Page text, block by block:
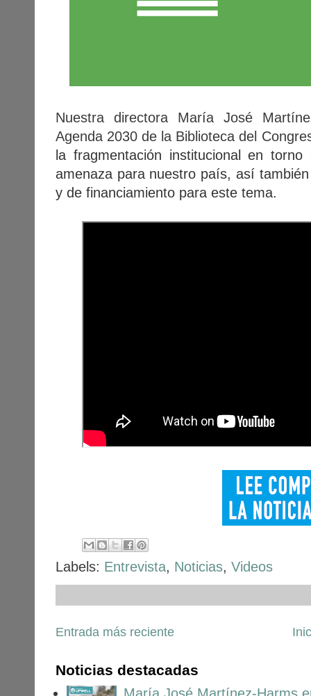
Nuestra directora María José
Agenda 2030 de la Biblioteca del
la fragmentación institucional en
amenaza para nuestro país, así
y de financiamiento para este tema.
Labels: Entrevista, Noticias, Videos
Entrada más reciente
Noticias destacadas